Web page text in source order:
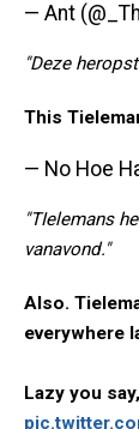
— Ant
"Deze
This
— No Hoe
"TIelemans
vanavond."
Also.
everywhere
Lazy you